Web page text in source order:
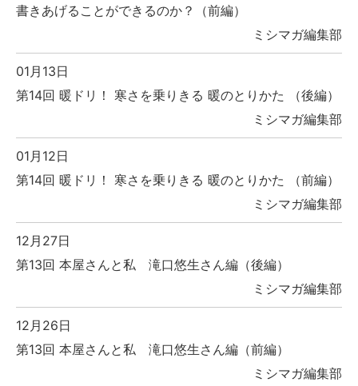
書きあげることができるのか？（前編）
ミシマガ編集部
01月13日
第14回 暖ドリ！ 寒さを乗りきる 暖のとりかた （後編）
ミシマガ編集部
01月12日
第14回 暖ドリ！ 寒さを乗りきる 暖のとりかた （前編）
ミシマガ編集部
12月27日
第13回 本屋さんと私 滝口悠生さん編（後編）
ミシマガ編集部
12月26日
第13回 本屋さんと私 滝口悠生さん編（前編）
ミシマガ編集部